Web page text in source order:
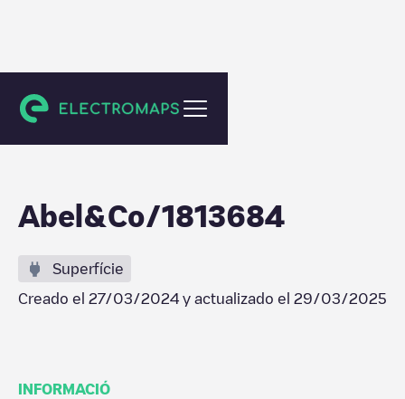
Vught
Abel&Co/1813684
Superfície
Creado el 27/03/2024 y actualizado el 29/03/2025
INFORMACIÓ